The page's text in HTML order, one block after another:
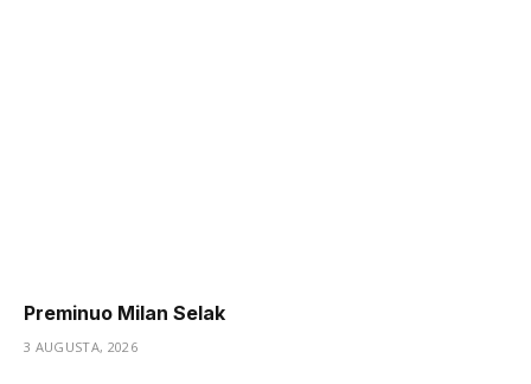
Preminuo Milan Selak
3 AUGUSTA, 2026